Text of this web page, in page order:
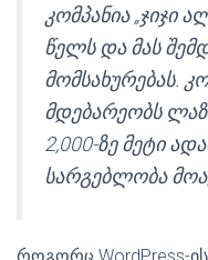
კომპანია „ჯიჯი
წელს და მას
მომსახურებას.
მდებარეობს
2,000-ზე მეტი
სარგებლობა